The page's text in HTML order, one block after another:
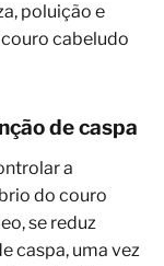
poluição e
cabeludo
de caspa
a
do couro
se reduz
caspa, uma vez